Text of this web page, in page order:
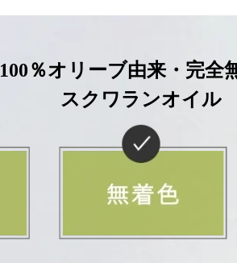
100％オリーブ由来・完全
スクワランオイル